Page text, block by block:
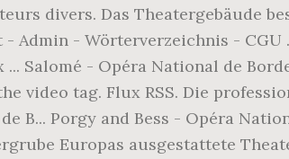
divers. Das Theatergebäude
- Admin - Wörterverzeichnis - CGU
... Salomé - Opéra National de
video tag. Flux RSS. Die
B... Porgy and Bess - Opéra
Europas ausgestattete